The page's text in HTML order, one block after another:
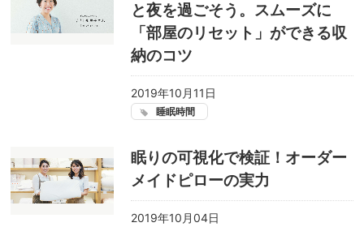
と夜を過ごそう。スムーズに
「部屋のリセット」ができる収
納のコツ
2019年10月11日
睡眠時間
眠りの可視化で検証！オーダー
メイドピローの実力
2019年10月04日